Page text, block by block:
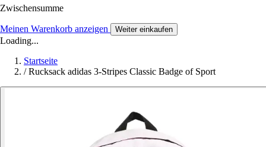
Zwischensumme
Meinen Warenkorb anzeigen Weiter einkaufen
Loading...
Startseite
/ Rucksack adidas 3-Stripes Classic Badge of Sport